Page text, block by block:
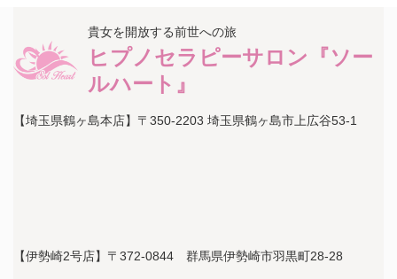
貴女を開放する前世への旅
ヒプノセラピーサロン『ソー
ルハート』
【埼玉県鶴ヶ島本店】〒350-2203 埼玉県鶴ヶ島市上広谷53-1
【伊勢崎2号店】〒372-0844 群馬県伊勢崎市羽黒町28-28